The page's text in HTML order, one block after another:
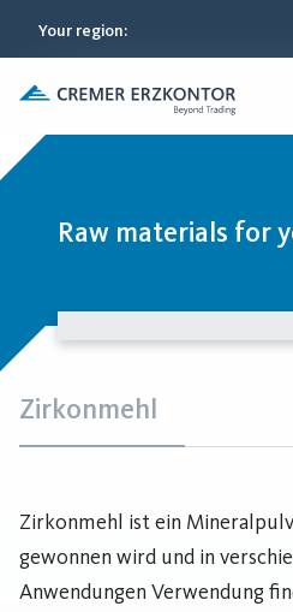
Your region:
Raw materials for
Zirkonmehl
Zirkonmehl ist ein
gewonnen wird und in
Anwendungen Verwendung